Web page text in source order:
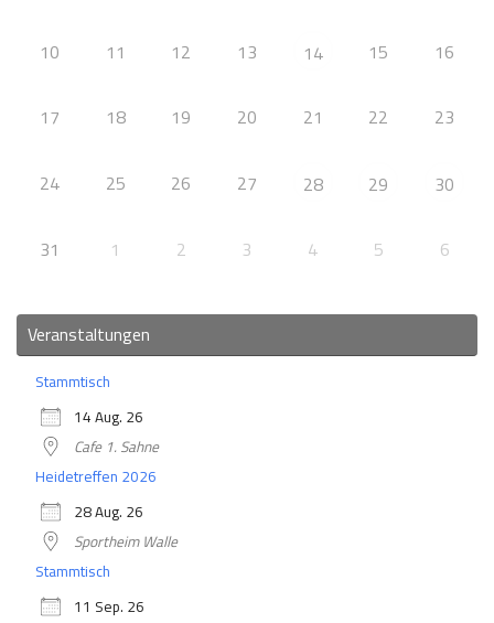
10 11 12 13 14 15 16
17 18 19 20 21 22 23
24 25 26 27 28 29 30
31 1 2 3 4 5 6
Veranstaltungen
Stammtisch
14 Aug. 26
Cafe 1. Sahne
Heidetreffen 2026
28 Aug. 26
Sportheim Walle
Stammtisch
11 Sep. 26